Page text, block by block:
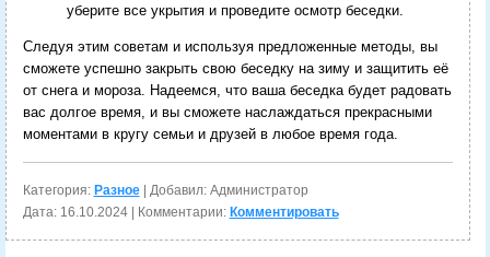
уберите все укрытия и проведите осмотр беседки.
Следуя этим советам и используя предложенные методы, вы
сможете успешно закрыть свою беседку на зиму и защитить её
от снега и мороза. Надеемся, что ваша беседка будет радовать
вас долгое время, и вы сможете наслаждаться прекрасными
моментами в кругу семьи и друзей в любое время года.
Категория: Разное| Добавил: Администратор
Дата: 16.10.2024| Комментарии: Комментировать